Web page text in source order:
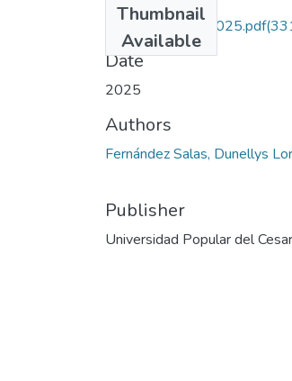
Thumbnail
Available
FernandezSalas.2025.pdf
Date
2025
Authors
Fernández Salas, Dunellys
Publisher
Universidad Popular del Cesar